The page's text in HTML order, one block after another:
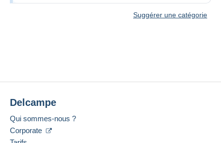
Suggérer une catégorie
Delcampe
Qui sommes-nous ?
Corporate